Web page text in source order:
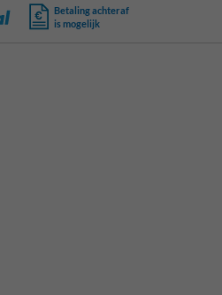
Betaling achteraf
is mogelijk